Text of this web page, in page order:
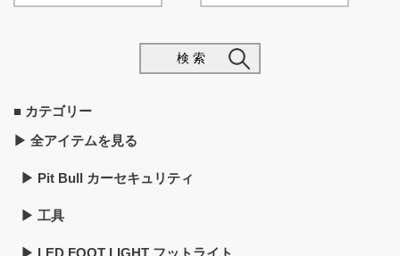
検 索
■ カテゴリー
▶︎ 全アイテムを見る
▶︎ Pit Bull カーセキュリティ
▶︎ 工具